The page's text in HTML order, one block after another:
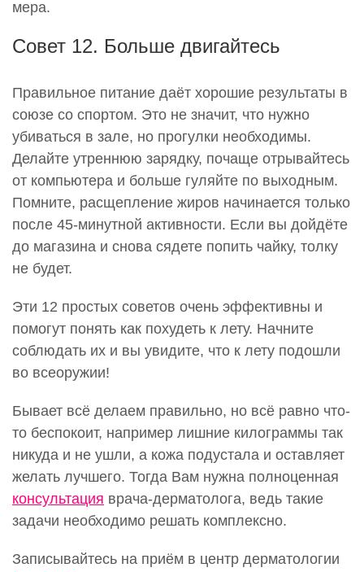
мера.
Совет 12. Больше двигайтесь
Правильное питание даёт хорошие результаты в
союзе со спортом. Это не значит, что нужно
убиваться в зале, но прогулки необходимы.
Делайте утреннюю зарядку, почаще отрывайтесь
от компьютера и больше гуляйте по выходным.
Помните, расщепление жиров начинается только
после 45-минутной активности. Если вы дойдёте
до магазина и снова сядете попить чайку, толку
не будет.
Эти 12 простых советов очень эффективны и
помогут понять как похудеть к лету. Начните
соблюдать их и вы увидите, что к лету подошли
во всеоружии!
Бывает всё делаем правильно, но всё равно что-
то беспокоит, например лишние килограммы так
никуда и не ушли, а кожа подустала и оставляет
желать лучшего. Тогда Вам нужна полноценная
консультация врача-дерматолога, ведь такие
задачи необходимо решать комплексно.
Записывайтесь на приём в центр дерматологии